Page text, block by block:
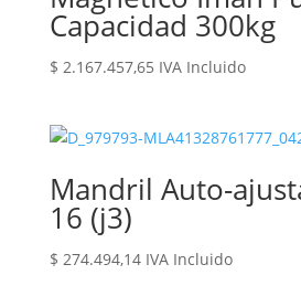
Capacidad 300kg
$ 2.167.457,65 IVA Incluido
Mandril Auto-
16 (j3)
$ 274.494,14 IVA Incluido